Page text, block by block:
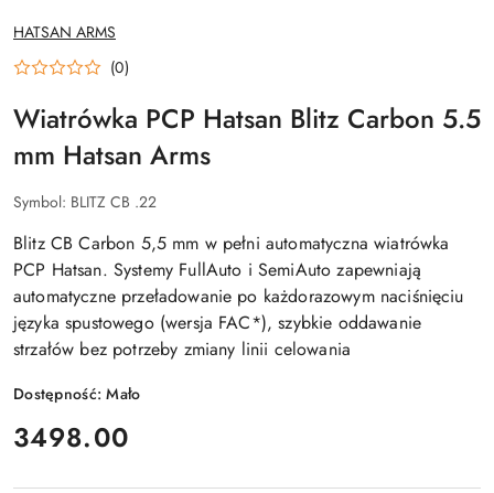
NAZWA
PRODUCENTA:
HATSAN ARMS
(0)
Wiatrówka PCP Hatsan Blitz Carbon 5.5
mm Hatsan Arms
Symbol: BLITZ CB .22
Blitz CB Carbon 5,5 mm w pełni automatyczna wiatrówka
PCP Hatsan. Systemy FullAuto i SemiAuto zapewniają
automatyczne przeładowanie po każdorazowym naciśnięciu
języka spustowego (wersja FAC*), szybkie oddawanie
strzałów bez potrzeby zmiany linii celowania
Dostępność:Mało
cena:
3498.00